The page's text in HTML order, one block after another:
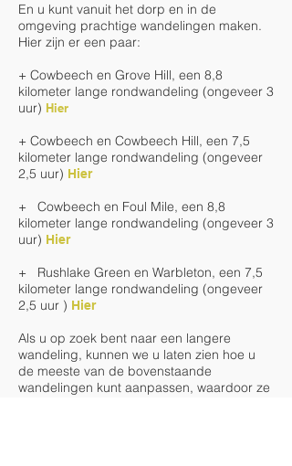
En u kunt vanuit het dorp en in de
omgeving prachtige wandelingen maken.
Hier zijn er een paar:
+ Cowbeech en Grove Hill, een 8,8
kilometer lange rondwandeling (ongeveer 3
uur) Hier
+ Cowbeech en Cowbeech Hill, een 7,5
kilometer lange rondwandeling (ongeveer
2,5 uur) Hier
+ Cowbeech en Foul Mile, een 8,8
kilometer lange rondwandeling (ongeveer 3
uur) Hier
+ Rushlake Green en Warbleton, een 7,5
kilometer lange rondwandeling (ongeveer
2,5 uur ) Hier
Als u op zoek bent naar een langere
wandeling, kunnen we u laten zien hoe u
de meeste van de bovenstaande
wandelingen kunt aanpassen, waardoor ze